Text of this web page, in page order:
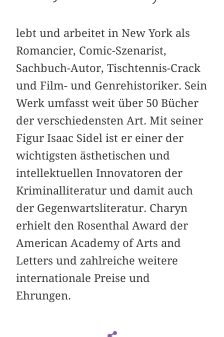
lebt und arbeitet in New York als
Romancier, Comic-Szenarist,
Sachbuch-Autor, Tischtennis-Crack
und Film- und Genrehistoriker. Sein
Werk umfasst weit über 50 Bücher
der verschiedensten Art. Mit seiner
Figur Isaac Sidel ist er einer der
wichtigsten ästhetischen und
intellektuellen Innovatoren der
Kriminalliteratur und damit auch
der Gegenwartsliteratur. Charyn
erhielt den Rosenthal Award der
American Academy of Arts and
Letters und zahlreiche weitere
internationale Preise und
Ehrungen.